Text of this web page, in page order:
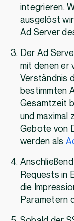
integrieren.
ausgelöst
Ad Server
Der Ad
mit denen er
Verständnis
bestimmten
Gesamtzeit
und maximal
Gebote von
werden als
Requests in
die
Parametern